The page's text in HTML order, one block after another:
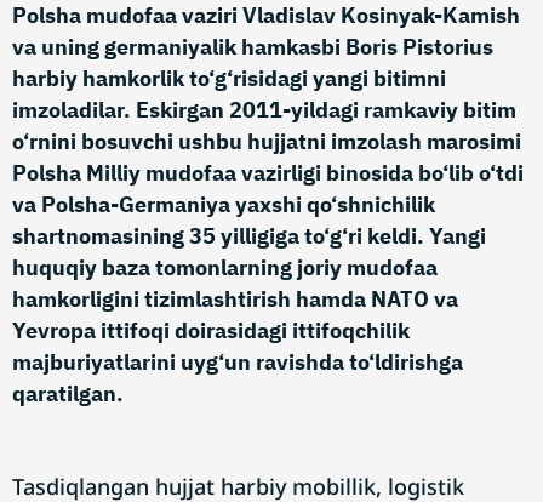
Polsha mudofaa vaziri Vladislav Kosinyak-Kamish
va uning germaniyalik hamkasbi Boris Pistorius
harbiy hamkorlik to‘g‘risidagi yangi bitimni
imzoladilar. Eskirgan 2011-yildagi ramkaviy bitim
o‘rnini bosuvchi ushbu hujjatni imzolash marosimi
Polsha Milliy mudofaa vazirligi binosida bo‘lib o‘tdi
va Polsha-Germaniya yaxshi qo‘shnichilik
shartnomasining 35 yilligiga to‘g‘ri keldi. Yangi
huquqiy baza tomonlarning joriy mudofaa
hamkorligini tizimlashtirish hamda NATO va
Yevropa ittifoqi doirasidagi ittifoqchilik
majburiyatlarini uyg‘un ravishda to‘ldirishga
qaratilgan.
Tasdiqlangan hujjat harbiy mobillik, logistik